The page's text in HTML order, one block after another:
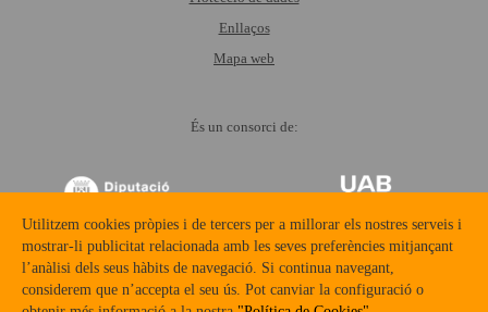
Enllaços
Mapa web
És un consorci de:
TORNAR
Utilitzem cookies pròpies i de tercers per a millorar els nostres serveis i
mostrar-li publicitat relacionada amb les seves preferències mitjançant
l’anàlisi dels seus hàbits de navegació. Si continua navegant,
considerem que n’accepta el seu ús. Pot canviar la configuració o